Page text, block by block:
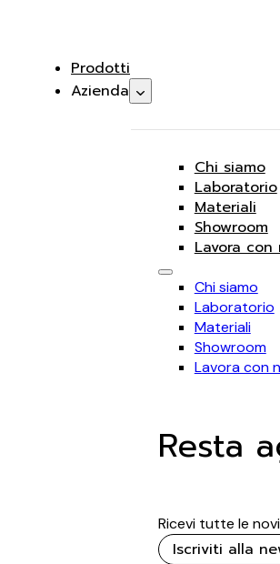
Prodotti
Azienda
Chi siamo
Laboratorio
Materiali
Showroom
Lavora con
Chi siamo
Laboratorio
Materiali
Showroom
Lavora con
Resta
Ricevi tutte le
Iscriviti alla